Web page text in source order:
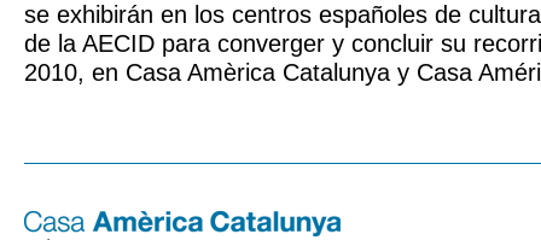
se exhibirán en los centros españoles de
de la AECID para converger y concluir su
2010, en Casa Amèrica Catalunya y Casa